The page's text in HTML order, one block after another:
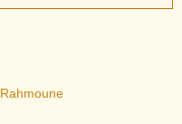
Rahmoune